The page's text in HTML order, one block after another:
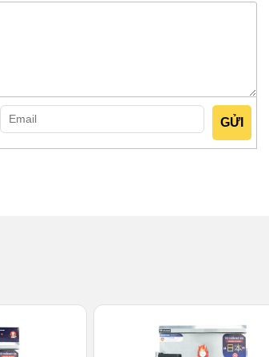
mô quán ăn hoặc mô hình kinh doanh